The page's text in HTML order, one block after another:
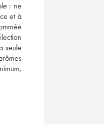
: ne
et à
seule